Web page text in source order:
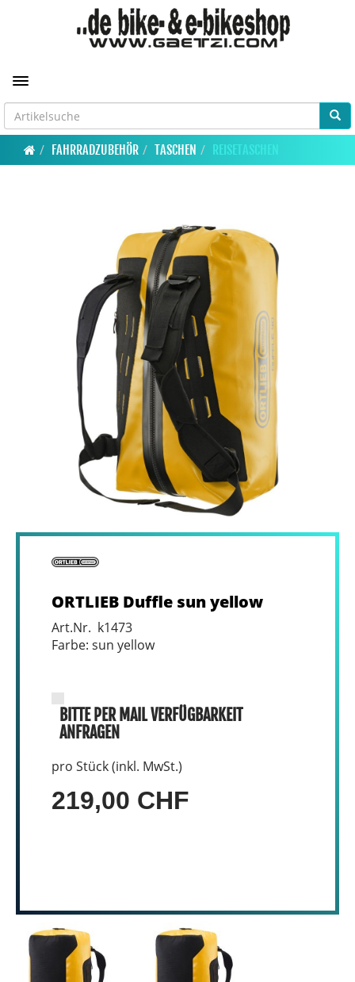
Toggle navigation
FAHRRADZUBEHÖR TASCHEN REISETASCHEN
ORTLIEB Duffle sun yellow
Art.Nr. k1473
Farbe: sun yellow
BITTE PER MAIL VERFÜGBARKEIT
ANFRAGEN
pro Stück (inkl. MwSt.)
219,00 CHF